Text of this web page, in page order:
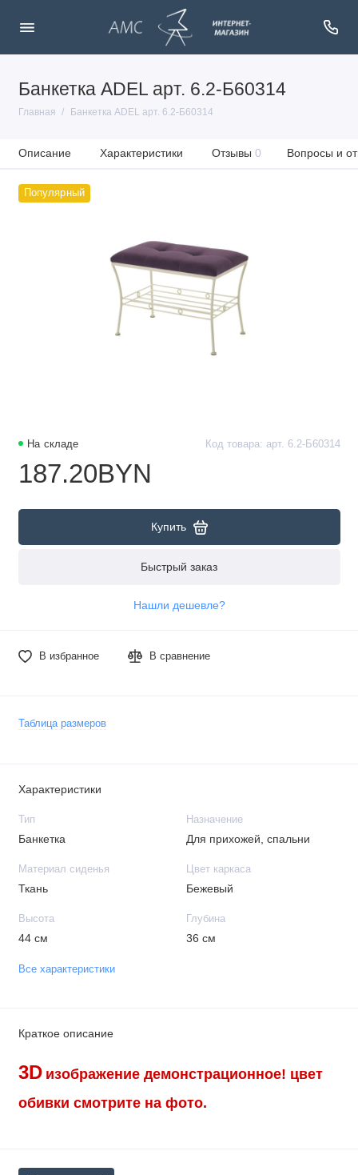
Банкетка ADEL арт. 6.2-Б60314
Главная Банкетка ADEL арт. 6.2-Б60314
Описание Характеристики Отзывы 0 Вопросы и
Популярный
На складе Код товара: арт. 6.2-Б60314
187.20BYN
Купить
Быстрый заказ
Нашли дешевле?
В избранное В сравнение
Таблица размеров
Характеристики
Тип
Банкетка
Назначение
Для прихожей, спальни
Материал сиденья
Ткань
Цвет каркаса
Бежевый
Высота
44 см
Глубина
36 см
Все характеристики
Краткое описание
3D изображение демонстрационное! цвет
обивки смотрите на фото.